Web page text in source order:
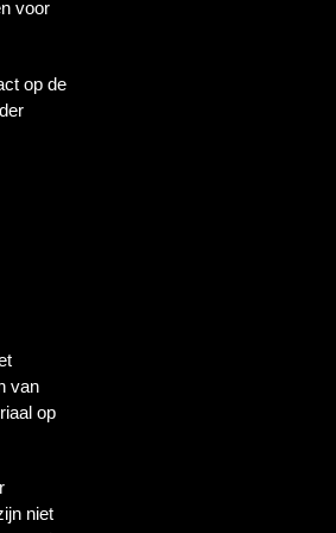
voor
op de
van
op
niet